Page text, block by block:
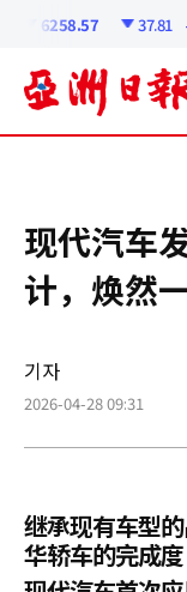
6258.57 37.81
现代汽车
计，焕然
기자
2026-04-28 09:31
继承现有车型
华轿车的完成度